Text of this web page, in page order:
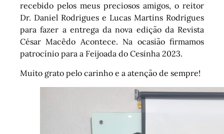
recebido pelos meus preciosos amigos, o reitor
Dr. Daniel Rodrigues e Lucas Martins Rodrigues
para fazer a entrega da nova edição da Revista
César Macêdo Acontece. Na ocasião firmamos
patrocínio para a Feijoada do Cesinha 2023.
Muito grato pelo carinho e a atenção de sempre!